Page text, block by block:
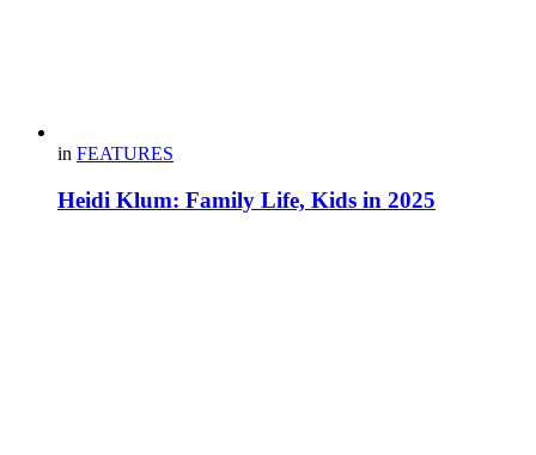
in FEATURES
Heidi Klum: Family Life, Kids in 2025